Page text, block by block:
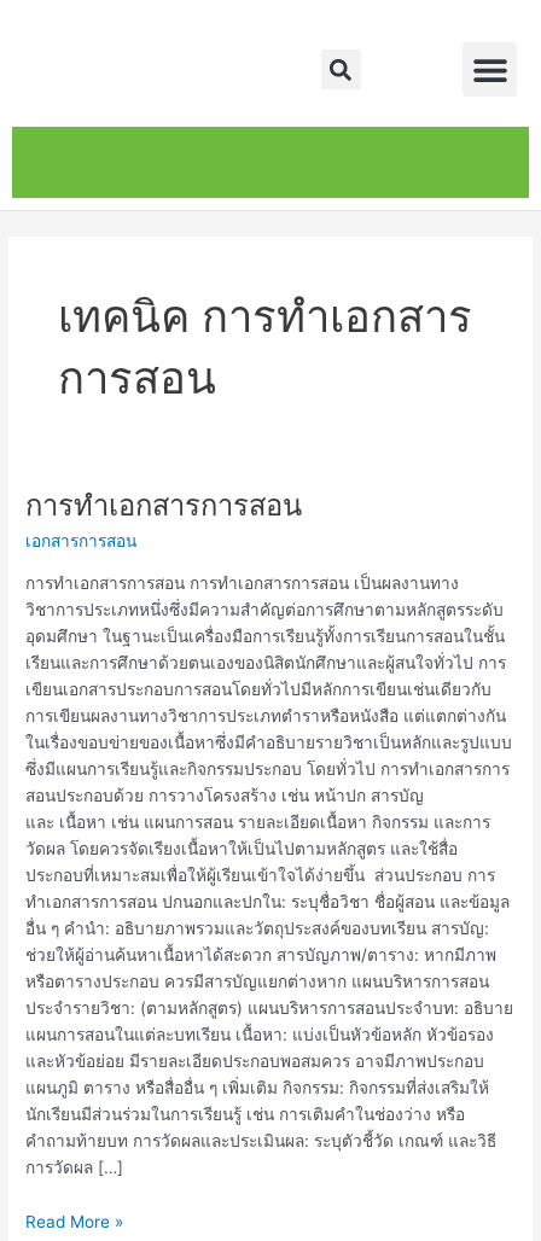
Search
เทคนิค การทำเอกสาร
การสอน
การทำเอกสารการสอน
เอกสารการสอน
การทำเอกสารการสอน การทำเอกสารการสอน เป็นผลงานทาง
วิชาการประเภทหนึ่งซึ่งมีความสำคัญต่อการศึกษาตามหลักสูตรระดับ
อุดมศึกษา ในฐานะเป็นเครื่องมือการเรียนรู้ทั้งการเรียนการสอนในชั้น
เรียนและการศึกษาด้วยตนเองของนิสิตนักศึกษาและผู้สนใจทั่วไป การ
เขียนเอกสารประกอบการสอนโดยทั่วไปมีหลักการเขียนเช่นเดียวกับ
การเขียนผลงานทางวิชาการประเภทตำราหรือหนังสือ แต่แตกต่างกัน
ในเรื่องขอบข่ายของเนื้อหาซึ่งมีคำอธิบายรายวิชาเป็นหลักและรูปแบบ
ซึ่งมีแผนการเรียนรู้และกิจกรรมประกอบ โดยทั่วไป การทำเอกสารการ
สอนประกอบด้วย การวางโครงสร้าง เช่น หน้าปก สารบัญ
และ เนื้อหา เช่น แผนการสอน รายละเอียดเนื้อหา กิจกรรม และการ
วัดผล โดยควรจัดเรียงเนื้อหาให้เป็นไปตามหลักสูตร และใช้สื่อ
ประกอบที่เหมาะสมเพื่อให้ผู้เรียนเข้าใจได้ง่ายขึ้น ส่วนประกอบ การ
ทำเอกสารการสอน ปกนอกและปกใน: ระบุชื่อวิชา ชื่อผู้สอน และข้อมูล
อื่น ๆ คำนำ: อธิบายภาพรวมและวัตถุประสงค์ของบทเรียน สารบัญ:
ช่วยให้ผู้อ่านค้นหาเนื้อหาได้สะดวก สารบัญภาพ/ตาราง: หากมีภาพ
หรือตารางประกอบ ควรมีสารบัญแยกต่างหาก แผนบริหารการสอน
ประจำรายวิชา: (ตามหลักสูตร) แผนบริหารการสอนประจำบท: อธิบาย
แผนการสอนในแต่ละบทเรียน เนื้อหา: แบ่งเป็นหัวข้อหลัก หัวข้อรอง
และหัวข้อย่อย มีรายละเอียดประกอบพอสมควร อาจมีภาพประกอบ
แผนภูมิ ตาราง หรือสื่ออื่น ๆ เพิ่มเติม กิจกรรม: กิจกรรมที่ส่งเสริมให้
นักเรียนมีส่วนร่วมในการเรียนรู้ เช่น การเติมคำในช่องว่าง หรือ
คำถามท้ายบท การวัดผลและประเมินผล: ระบุตัวชี้วัด เกณฑ์ และวิธี
การวัดผล […]
การ
เอกสาร
การ
สอน
Read More »